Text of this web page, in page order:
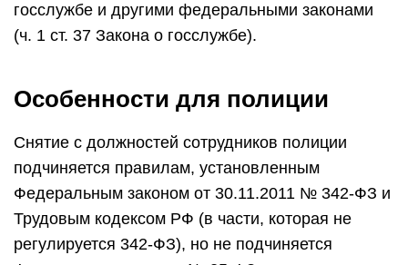
госслужбе и другими федеральными законами
(ч. 1 ст. 37 Закона о госслужбе).
Особенности для полиции
Снятие с должностей сотрудников полиции
подчиняется правилам, установленным
Федеральным законом от 30.11.2011 № 342-ФЗ и
Трудовым кодексом РФ (в части, которая не
регулируется 342-ФЗ), но не подчиняется